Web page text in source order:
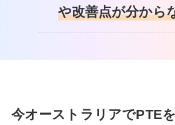
や改善点が分から
今オーストラリアでPTE